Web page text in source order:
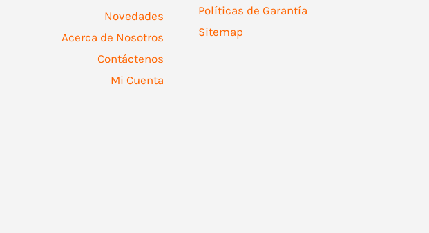
Novedades
Acerca de Nosotros
Contáctenos
Mi Cuenta
Políticas de Garantía
Sitemap